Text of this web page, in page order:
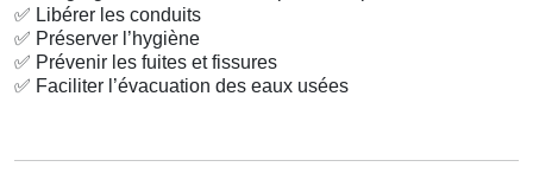
✅ Libérer les conduits
✅ Préserver l’hygiène
✅ Prévenir les fuites et fissures
✅ Faciliter l’évacuation des eaux usées